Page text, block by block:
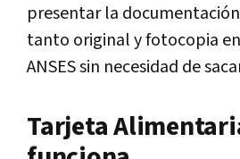
presentar la
tanto original y fotocopia
ANSES sin necesidad de
Tarjeta